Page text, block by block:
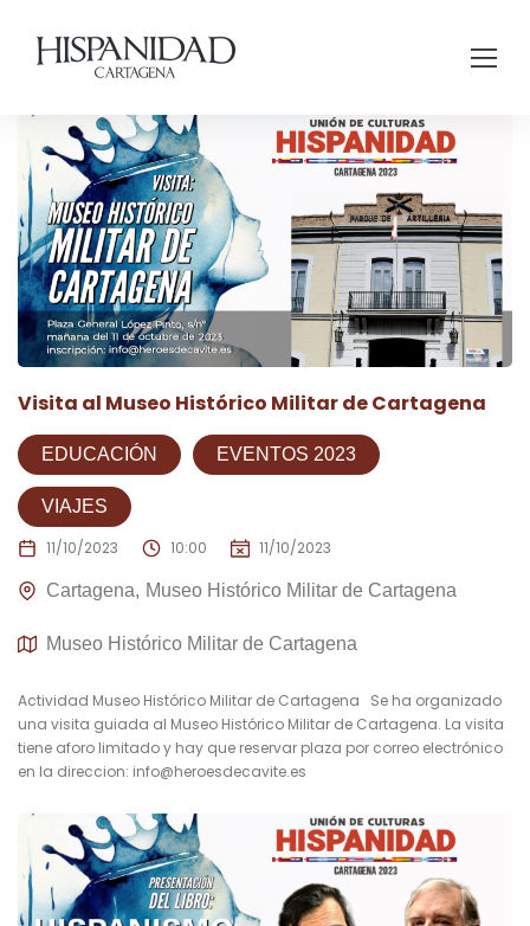
Visita al Museo Histórico Militar de Cartagena
EDUCACIÓN EVENTOS 2023
VIAJES
11/10/2023 10:00 11/10/2023
Cartagena Museo Histórico Militar de Cartagena
Museo Histórico Militar de Cartagena
Actividad Museo Histórico Militar de Cartagena Se ha organizado
una visita guiada al Museo Histórico Militar de Cartagena. La visita
tiene aforo limitado y hay que reservar plaza por correo electrónico
en la direccion: info@heroesdecavite.es